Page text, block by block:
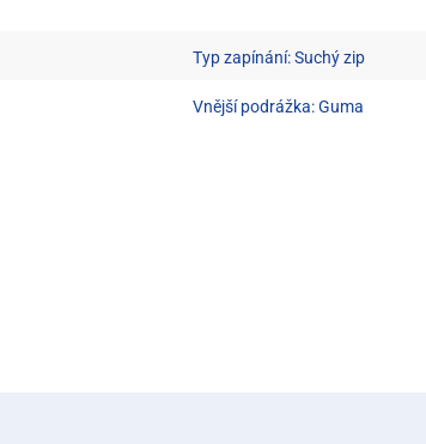
Typ zapínání: Suchý zip
Vnější podrážka: Guma